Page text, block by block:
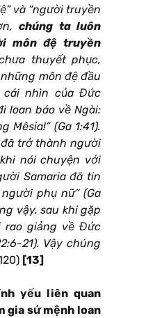
và “người truyền
chúng ta luôn
môn đệ truyền
thuyết phục,
môn đệ đầu
nhìn của Đức
loan báo về Ngài:
Mêsia!” (Ga 1:41).
trở thành người
nói chuyện với
Samaria đã tin
phụ nữ” (Ga
vậy, sau khi gặp
rao giảng về Đức
21). Vậy chúng
[13]
yếu liên quan
gia sứ mệnh loan